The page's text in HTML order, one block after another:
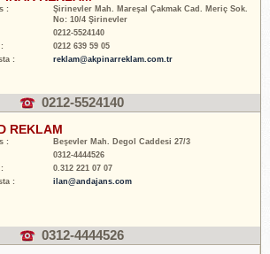
:
Şirinevler Mah. Mareşal Çakmak Cad. Meriç Sok.
No: 10/4 Şirinevler
0212-5524140
0212 639 59 05
:
reklam@akpinarreklam.com.tr
0212-5524140
REKLAM
:
Beşevler Mah. Degol Caddesi 27/3
0312-4444526
0.312 221 07 07
:
ilan@andajans.com
0312-4444526